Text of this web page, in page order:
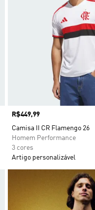
Preço
R$449,99
Camisa II CR Flamengo 26
Homem Performance
3 cores
Artigo personalizável
Adicionar à Lista de Desejos